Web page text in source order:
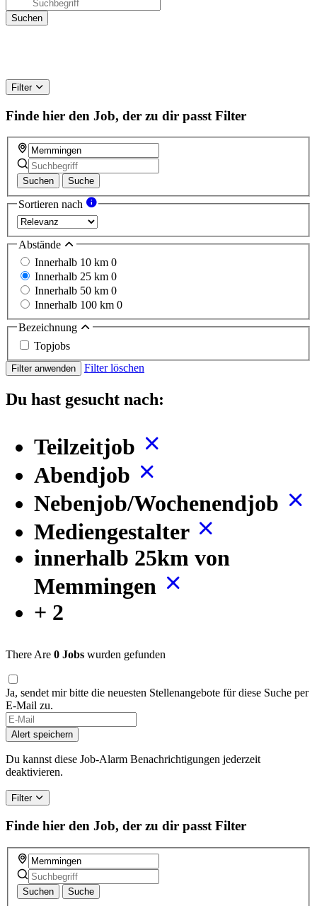
Filter
Finde hier den Job, der zu dir passt Filter
Suchen Suche
Sortieren nach
Abstände
Innerhalb 10 km 0
Innerhalb 25 km 0
Innerhalb 50 km 0
Innerhalb 100 km 0
Bezeichnung
Topjobs
Filter anwenden Filter löschen
Du hast gesucht nach:
Teilzeitjob
Abendjob
Nebenjob/Wochenendjob
Mediengestalter
innerhalb 25km von
Memmingen
+ 2
There Are 0 Jobs wurden gefunden
Ja, sendet mir bitte die neuesten Stellenangebote für diese Suche per
E-Mail zu.
If
you
are
a
human,
this
field
Alert speichern
Du kannst diese Job-Alarm Benachrichtigungen jederzeit
deaktivieren.
Filter
Finde hier den Job, der zu dir passt Filter
Suchen Suche